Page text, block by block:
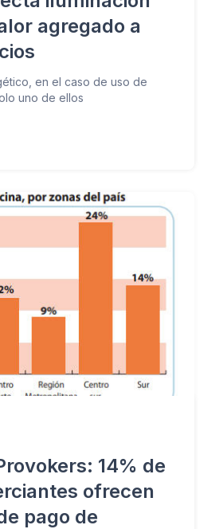
agregado a
en el caso de uso de
uno de ellos
14% de
ofrecen
pago de